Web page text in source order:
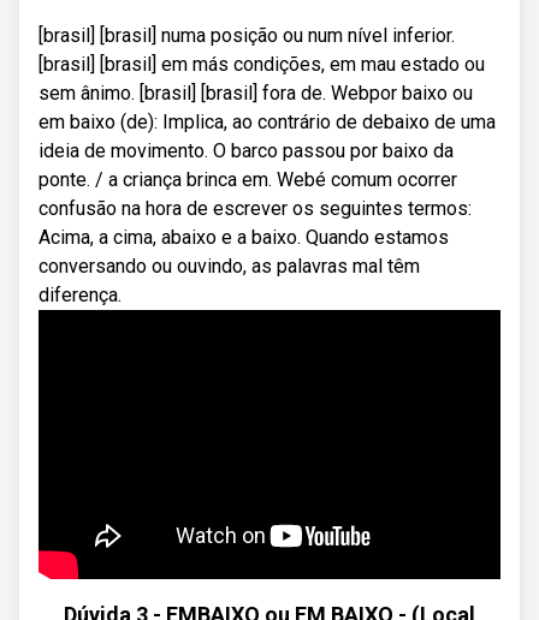
[brasil] [brasil] numa posição ou num nível inferior.
[brasil] [brasil] em más condições, em mau estado ou
sem ânimo. [brasil] [brasil] fora de. Webpor baixo ou
em baixo (de): Implica, ao contrário de debaixo de uma
ideia de movimento. O barco passou por baixo da
ponte. / a criança brinca em. Webé comum ocorrer
confusão na hora de escrever os seguintes termos:
Acima, a cima, abaixo e a baixo. Quando estamos
conversando ou ouvindo, as palavras mal têm
diferença.
Dúvida 3 - EMBAIXO ou EM BAIXO - (Local